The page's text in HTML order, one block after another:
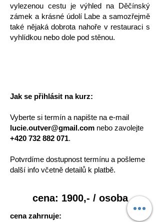
vylezenou cestu je výhled na Děčínský
zámek a krásné údolí Labe a samozřejmě
také nějaká dobrota nahoře v restauraci s
vyhlídkou nebo dole pod stěnou.
Jak se přihlásit na kurz:
Vyberte si termín a napište na e-mail
lucie.outver@gmail.com nebo zavolejte
+420 732 882 071.
Potvrdíme dostupnost termínu a pošleme
další info včetně detailů k platbě.
cena: 1900,- / osoba
cena zahrnuje: